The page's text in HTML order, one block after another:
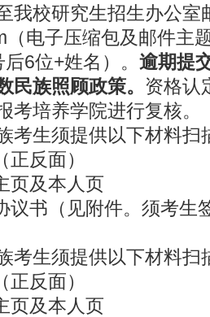
我校研究生招生办公室
电子压缩包及邮件主
6位+姓名）。 逾期提
民族照顾政策。 资格认
考培养学院进行复核。
考生须提供以下材料扫
反面）
页及本人页
议书（见附件。须考生
考生须提供以下材料扫
反面）
页及本人页